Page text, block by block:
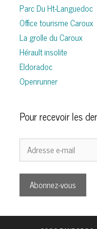
Parc Du Ht-Languedoc
Office tourisme Caroux
La grolle du Caroux
Hérault insolite
Eldoradoc
Openrunner
Pour recevoir les
Adresse
Abonnez-vous